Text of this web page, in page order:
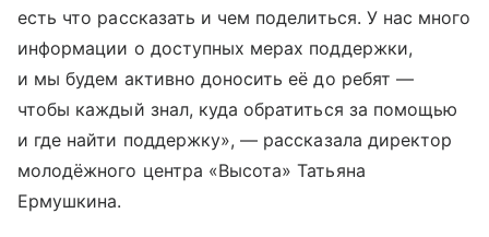
есть что рассказать и чем поделиться. У нас много
информации о доступных мерах поддержки,
и мы будем активно доносить её до ребят —
чтобы каждый знал, куда обратиться за помощью
и где найти поддержку», — рассказала директор
молодёжного центра «Высота» Татьяна
Ермушкина.